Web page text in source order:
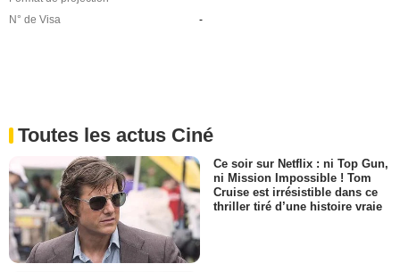
N° de Visa
-
Toutes les actus Ciné
Ce soir sur Netflix : ni Top Gun,
ni Mission Impossible ! Tom
Cruise est irrésistible dans ce
thriller tiré d’une histoire vraie